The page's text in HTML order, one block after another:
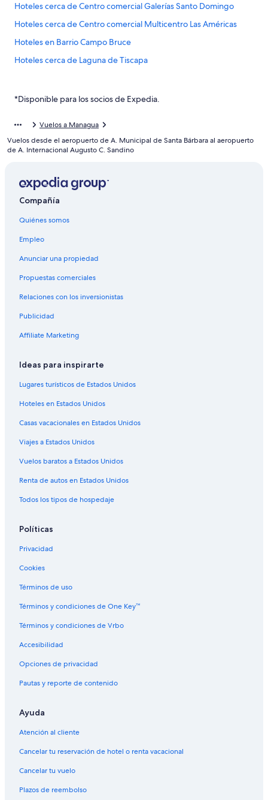
Hoteles cerca de Centro comercial Galerías Santo Domingo
Hoteles cerca de Centro comercial Multicentro Las Américas
Hoteles en Barrio Campo Bruce
Hoteles cerca de Laguna de Tiscapa
Hoteles cerca de Teatro Nacional Rubén Darío
Hoteles cerca de Parque histórico nacional Loma de Tiscapa
Hostales en Managua
Hoteles con alberca en Managua
Hoteles en Managua
Hoteles cerca de Mercado Carlos Roberto Huembes
Hoteles cerca de Parque Japonés
Hoteles cerca de Centro comercial Plaza Inter
Hoteles cerca de Monumento a Sandino
Hoteles en Villa Fontana
Hoteles cerca de Universidad Nacional de Ingeniería
Hoteles con concierge en Managua
Hoteles con casino en Managua
Hoteles con spa en Managua
Hoteles para ir de compras en Managua
Hoteles todo incluido en Managua
Hoteles baratos en Managua
Hoteles boutique en Managua
Hoteles cerca del lago en Managua
Hoteles con área de juegos en Managua
Hoteles con alberca en Managua
Hoteles con restaurante en Managua
*Disponible para los socios de Expedia.
Vuelos a Managua
Vuelos desde el aeropuerto de A. Municipal de Santa Bárbara al aeropuerto
de A. Internacional Augusto C. Sandino
Compañía
Quiénes somos
Empleo
Anunciar una propiedad
Propuestas comerciales
Relaciones con los inversionistas
Publicidad
Affiliate Marketing
Ideas para inspirarte
Lugares turísticos de Estados Unidos
Hoteles en Estados Unidos
Casas vacacionales en Estados Unidos
Viajes a Estados Unidos
Vuelos baratos a Estados Unidos
Renta de autos en Estados Unidos
Todos los tipos de hospedaje
Políticas
Privacidad
Cookies
Términos de uso
Términos y condiciones de One Key™
Términos y condiciones de Vrbo
Accesibilidad
Opciones de privacidad
Pautas y reporte de contenido
Ayuda
Atención al cliente
Cancelar tu reservación de hotel o renta vacacional
Cancelar tu vuelo
Plazos de reembolso